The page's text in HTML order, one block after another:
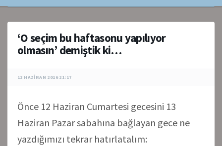
‘O seçim bu haftasonu yapılıyor
olmasın’ demiştik ki…
12 HAZIRAN 2016 21:17
Önce 12 Haziran Cumartesi gecesini 13
Haziran Pazar sabahına bağlayan gece ne
yazdığımızı tekrar hatırlatalım: